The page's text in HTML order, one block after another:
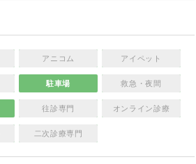
アニコム アイペット
駐車場 救急・夜間
往診専門 オンライン診療
二次診療専門